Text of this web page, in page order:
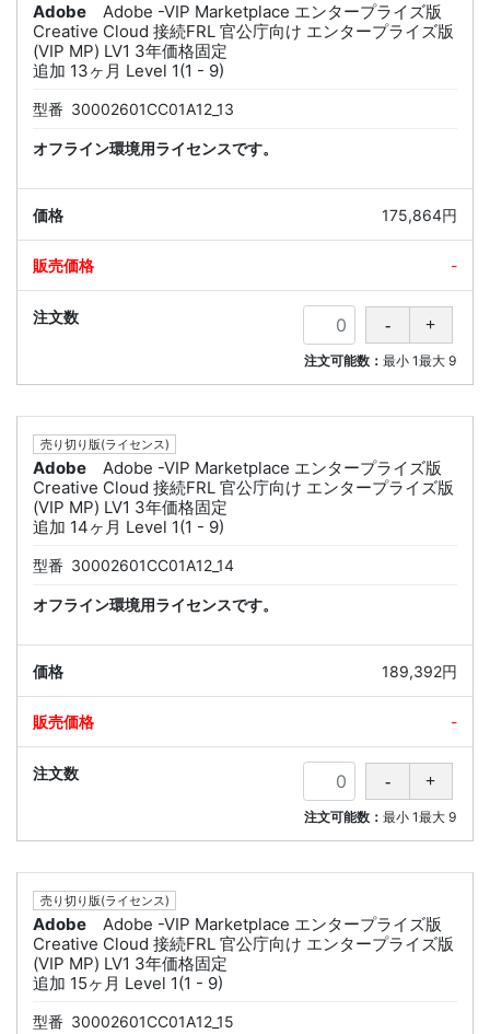
Adobe
Adobe -VIP Marketplace エンタープライズ版
Creative Cloud 接続FRL 官公庁向け エンタープライズ版
(VIP MP) LV1 3年価格固定
追加 13ヶ月 Level 1(1 - 9)
型番 30002601CC01A12_13
オフライン環境用ライセンスです。
175,864円
-
注文可能数：最小 1最大 9
売り切り版(ライセンス)
Adobe
Adobe -VIP Marketplace エンタープライズ版
Creative Cloud 接続FRL 官公庁向け エンタープライズ版
(VIP MP) LV1 3年価格固定
追加 14ヶ月 Level 1(1 - 9)
型番 30002601CC01A12_14
オフライン環境用ライセンスです。
189,392円
-
注文可能数：最小 1最大 9
売り切り版(ライセンス)
Adobe
Adobe -VIP Marketplace エンタープライズ版
Creative Cloud 接続FRL 官公庁向け エンタープライズ版
(VIP MP) LV1 3年価格固定
追加 15ヶ月 Level 1(1 - 9)
型番 30002601CC01A12_15